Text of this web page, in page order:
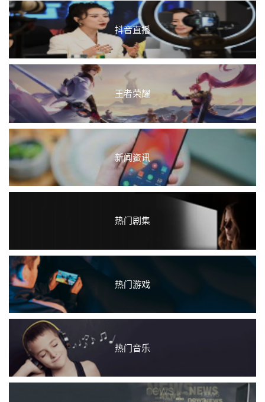
抖音直播
王者荣耀
新闻资讯
热门剧集
热门游戏
热门音乐